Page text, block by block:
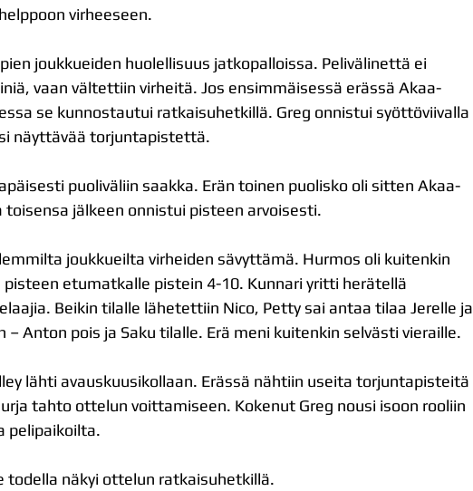
virheeseen.
joukkueiden huolellisuus jatkopalloissa. Pelivälinettä ei
vaan vältettiin virheitä. Jos ensimmäisessä erässä Akaa-
se kunnostautui ratkaisuhetkillä. Greg onnistui syöttöviivalla
näyttävää torjuntapistettä.
puoliväliin saakka. Erän toinen puolisko oli sitten Akaa-
toisensa jälkeen onnistui pisteen arvoisesti.
joukkueilta virheiden sävyttämä. Hurmos oli kuitenkin
pisteen etumatkalle pistein 4-10. Kunnari yritti herätellä
Beikin tilalle lähetettiin Nico, Petty sai antaa tilaa Jerelle ja
– Anton pois ja Saku tilalle. Erä meni kuitenkin selvästi vieraille.
lähti avauskuusikollaan. Erässä nähtiin useita torjuntapisteitä
tahto ottelun voittamiseen. Kokenut Greg nousi isoon rooliin
pelipaikoilta.
todella näkyi ottelun ratkaisuhetkillä.